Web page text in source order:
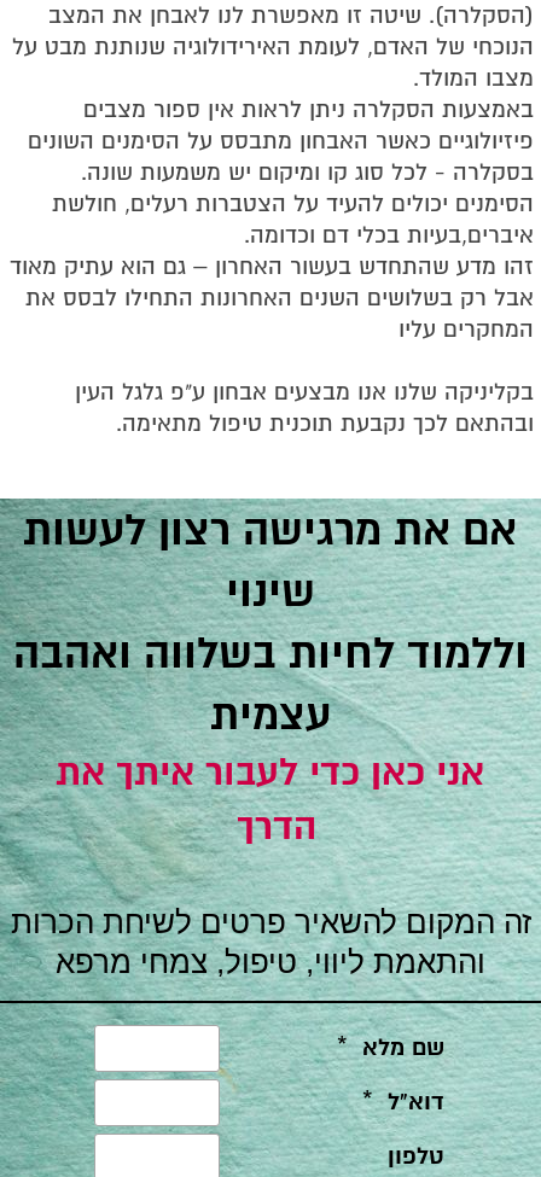
(הסקלרה). שיטה זו מאפשרת לנו לאבחן את המצב
הנוכחי של האדם, לעומת האירידולוגיה שנותנת מבט על
מצבו המולד.
באמצעות הסקלרה ניתן לראות אין ספור מצבים
פיזיולוגיים כאשר האבחון מתבסס על הסימנים השונים
בסקלרה - לכל סוג קו ומיקום יש משמעות שונה.
הסימנים יכולים להעיד על הצטברות רעלים, חולשת
איברים,בעיות בכלי דם וכדומה.
זהו מדע שהתחדש בעשור האחרון – גם הוא עתיק מאוד
אבל רק בשלושים השנים האחרונות התחילו לבסס את
המחקרים עליו
בקליניקה שלנו אנו מבצעים אבחון ע"פ גלגל העין
ובהתאם לכך נקבעת תוכנית טיפול מתאימה.
אם את מרגישה רצון לעשות
שינוי
וללמוד לחיות בשלווה ואהבה
עצמית
אני כאן כדי לעבור איתך את
הדרך
זה המקום להשאיר פרטים לשיחת הכרות
והתאמת ליווי, טיפול, צמחי מרפא